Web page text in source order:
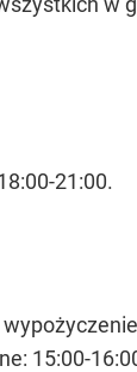
21:00.
15:00-